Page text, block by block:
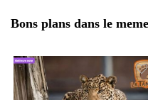
Bons plans dans le